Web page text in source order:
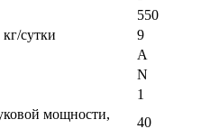
550
сутки
9
A
N
1
мощности,
40